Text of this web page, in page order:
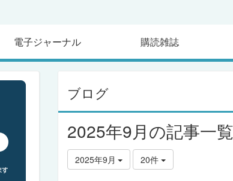
電子ジャーナル 購読雑誌
ブログ
2025年9月の記事一覧
2025年9月 20件